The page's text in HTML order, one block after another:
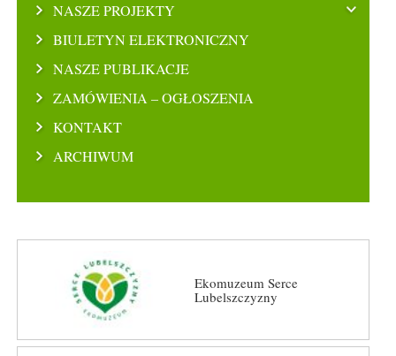
NASZE PROJEKTY
BIULETYN ELEKTRONICZNY
NASZE PUBLIKACJE
ZAMÓWIENIA – OGŁOSZENIA
KONTAKT
ARCHIWUM
Ekomuzeum Serce
Lubelszczyzny